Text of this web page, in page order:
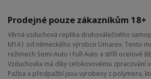
Prodejné pouze zákazníkům 18+
Věrná vzduchová replika druhoválečného
M1A1 od německého výrobce Umarex. Tento
režimech Semi-Auto i Full-Auto a střílí ocelové
Vzduchovka má díky celokovovému zpracování
Pažba a předpažbí jsou vyrobeny z polymeru,